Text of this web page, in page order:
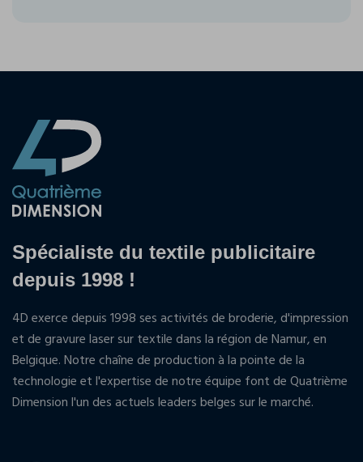
Spécialiste du textile publicitaire
depuis 1998 !
4D exerce depuis 1998 ses activités de broderie, d'impression
et de gravure laser sur textile dans la région de Namur, en
Belgique. Notre chaîne de production à la pointe de la
technologie et l'expertise de notre équipe font de Quatrième
Dimension l'un des actuels leaders belges sur le marché.